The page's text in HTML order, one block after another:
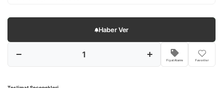
Haber Ver
Fiyat Alarmı Favoriler